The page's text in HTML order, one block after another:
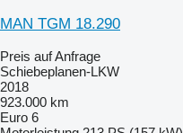
MAN TGM 18.290
Preis auf Anfrage
Schiebeplanen-LKW
2018
923.000 km
Euro 6